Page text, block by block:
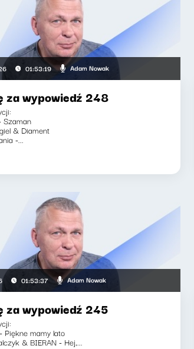
01:53:19 Adam Nowak
za wypowiedź 248
Szaman
& Diament
-...
01:53:37 Adam Nowak
za wypowiedź 245
Piękne mamy lato
& BIERAN - Hej,...